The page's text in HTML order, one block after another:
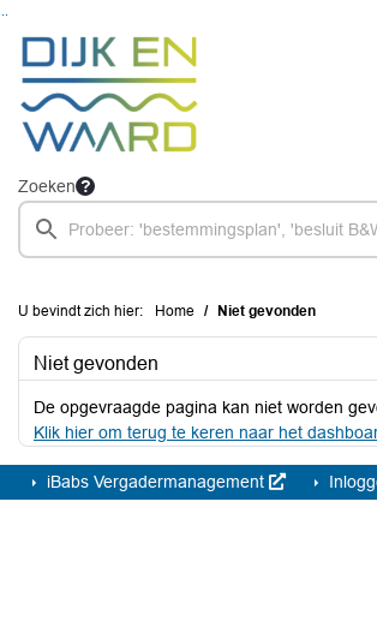
Zoeken
U bevindt zich hier: Home Niet gevonden
Niet gevonden
De opgevraagde pagina kan niet worden
Klik hier om terug te keren naar het
iBabs Vergadermanagement